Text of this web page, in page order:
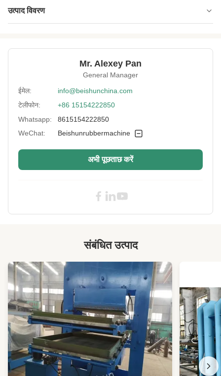
उत्पाद विवरण
Warranty: 2 साल
वल्केनाइजर, प्लेट वल्केनाइजिंग प्रेस
After-Sales
Service Provided:
विदेशों में सर्विस मशीनरी के लिए उपलब्ध इंजीनियर्स, फील्ड
मेंटेनेंस और रिपेयर सर्विस, वीडियो टेक्निक
Voltage: ग्राहक अनुरोध
Application:
अंतिम उत्पाद होने के लिए वल्केनाइजिंग, कन्वेयर बेल्ट गर्म
पीएलसी नियंत्रण
High Light: रबर मोल्डिंग के लिए 250T रबर वल्केनाइज़र मशीन
रबर वल्केनाइज़र मशीन पीएलसी,
पीएलसी हाइड्रोलिक प्रेस मशीन
Mr. Alexey Pan
General Manager
ईमेल:
info@beishunchina.com
टेलीफोन:
+86 15154222850
Whatsapp:
8615154222850
WeChat:
Beishunrubbermachine
अभी पूछताछ करें
संबंधित उत्पाद